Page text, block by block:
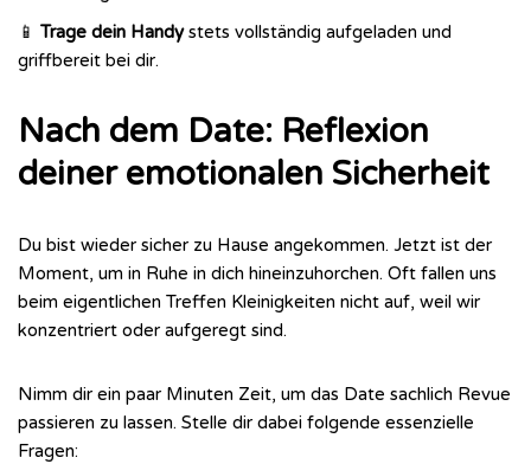
📱 Trage dein Handystets vollständig aufgeladen und
griffbereit bei dir.
Nach dem Date: Reflexion
deiner emotionalen Sicherheit
Du bist wieder sicher zu Hause angekommen. Jetzt ist der
Moment, um in Ruhe in dich hineinzuhorchen. Oft fallen uns
beim eigentlichen Treffen Kleinigkeiten nicht auf, weil wir
konzentriert oder aufgeregt sind.
Nimm dir ein paar Minuten Zeit, um das Date sachlich Revue
passieren zu lassen. Stelle dir dabei folgende essenzielle
Fragen: